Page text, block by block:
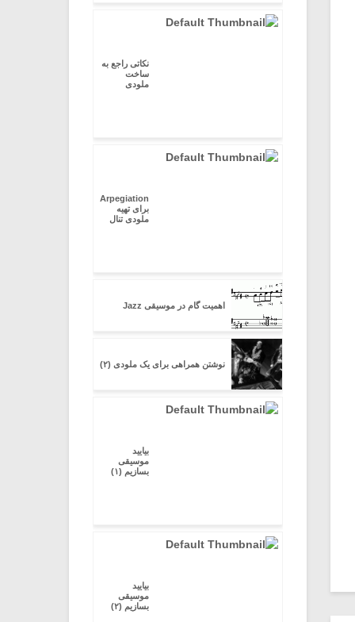
نکاتی راجع به
ساخت
ملودی
Arpegiation
برای تهیه
ملودی تنال
اهمیت گام در موسیقی Jazz
نوشتن همراهی برای یک ملودی (۲)
بیایید
موسیقی
بسازیم (۱)
بیایید
موسیقی
بسازیم (۲)